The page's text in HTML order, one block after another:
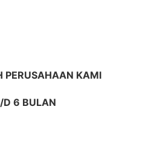
PERUSAHAAN KAMI
D 6 BULAN